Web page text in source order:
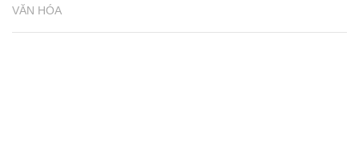
VĂN HÓA